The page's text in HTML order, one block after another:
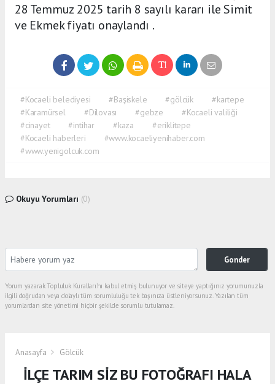
28 Temmuz 2025 tarih 8 sayılı kararı ile Simit
ve Ekmek fiyatı onaylandı .
#Kocaeli belediyesi #Başiskele #gölcük
#kartepe
#Karamürsel
#Dilovası #gebze
#Kocaeli valiliği
#cinayet
#intihar #kaza
#eriklitepe
#Kocaeli haberleri
#www.kocaeliyenihaber.com
#www.yenigolcuk.com
Okuyu Yorumları (0)
Gonder
Yorum yazarak Topluluk Kuralları’nı kabul etmiş bulunuyor ve siteye yaptığınız yorumunuzla
ilgili doğrudan veya dolaylı tüm sorumluluğu tek başınıza üstleniyorsunuz. Yazılan tüm
yorumlardan site yönetimi hiçbir şekilde sorumlu tutulamaz.
Anasayfa Gölcük
İLÇE TARIM SİZ BU FOTOĞRAFI HALA